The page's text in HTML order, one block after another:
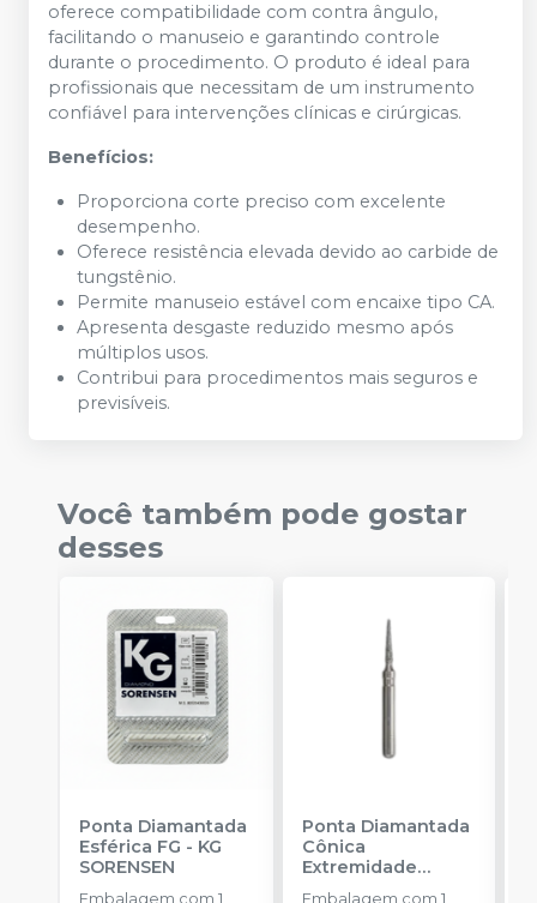
oferece compatibilidade com contra ângulo,
facilitando o manuseio e garantindo controle
durante o procedimento. O produto é ideal para
profissionais que necessitam de um instrumento
confiável para intervenções clínicas e cirúrgicas.
Benefícios:
Proporciona corte preciso com excelente
desempenho.
Oferece resistência elevada devido ao carbide de
tungstênio.
Permite manuseio estável com encaixe tipo CA.
Apresenta desgaste reduzido mesmo após
múltiplos usos.
Contribui para procedimentos mais seguros e
previsíveis.
Você também pode gostar
desses
Ponta Diamantada
Esférica FG - KG
SORENSEN
Embalagem com 1
Ponta Diamantada
Cônica
Extremidade
Arredondada FG
Embalagem com 1